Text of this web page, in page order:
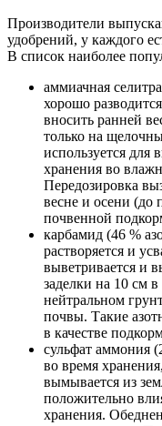
Производители
удобрений, у каждого
В список наиболее
аммиачная
хорошо
вносить ранней
только на
используется для
хранения во
Передозировка
весне и осени (до
почвенной
карбамид (46 %
растворяется и
выветривается и
заделки на 10 см
нейтральном
почвы. Такие
в качестве
сульфат аммония
во время
вымывается из
положительно
хранения.